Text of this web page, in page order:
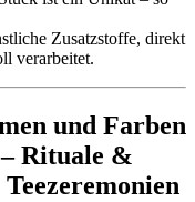
Zusatzstoffe, direkt
verarbeitet.
und Farben
Rituale &